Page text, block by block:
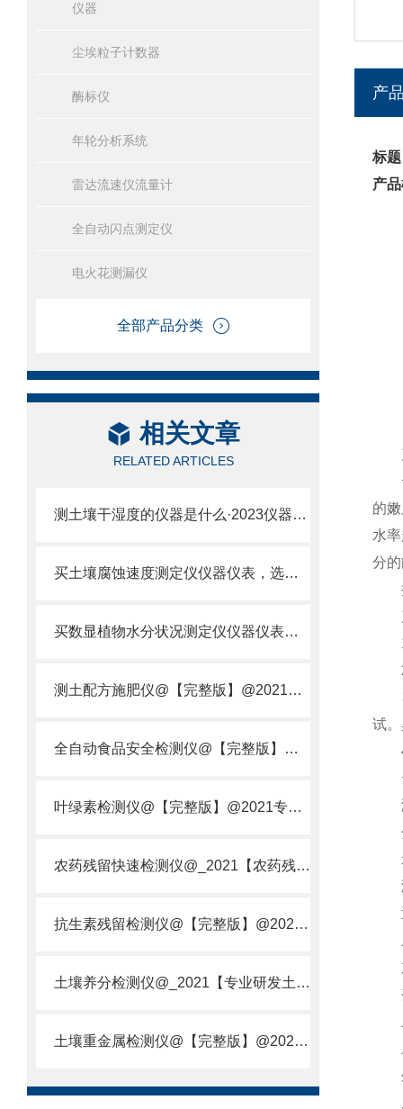
仪器
尘埃粒子计数器
酶标仪
年轮分析系统
雷达流速仪流量计
全自动闪点测定仪
电火花测漏仪
全部产品分类
相关文章
RELATED ARTICLES
测土壤干湿度的仪器是什么·2023仪器仪表·云唐土壤干湿度检测仪器设备
买土壤腐蚀速度测定仪仪器仪表，选【云唐新款】土壤腐蚀速度测定仪
买数显植物水分状况测定仪仪器仪表，就来山东云唐精品货源
测土配方施肥仪@【完整版】@2021专业测土配方施肥仪器仪表
全自动食品安全检测仪@【完整版】@2021专业全自动食品检测仪器仪表
叶绿素检测仪@【完整版】@2021专业叶绿素检测仪器仪表
农药残留快速检测仪@_2021【农药残留检测仪器仪表DE原理】
抗生素残留检测仪@【完整版】@2021专业抗生素残留检测仪器仪表
土壤养分检测仪@_2021【专业研发土壤养分快速检测仪器仪表厂】
土壤重金属检测仪@【完整版】@2021专业土壤重金属快速检测仪器仪表
产
标
产
产
的
水
分
执
产
1
2
3
试
4
测
分
示
测
返
加
变
外